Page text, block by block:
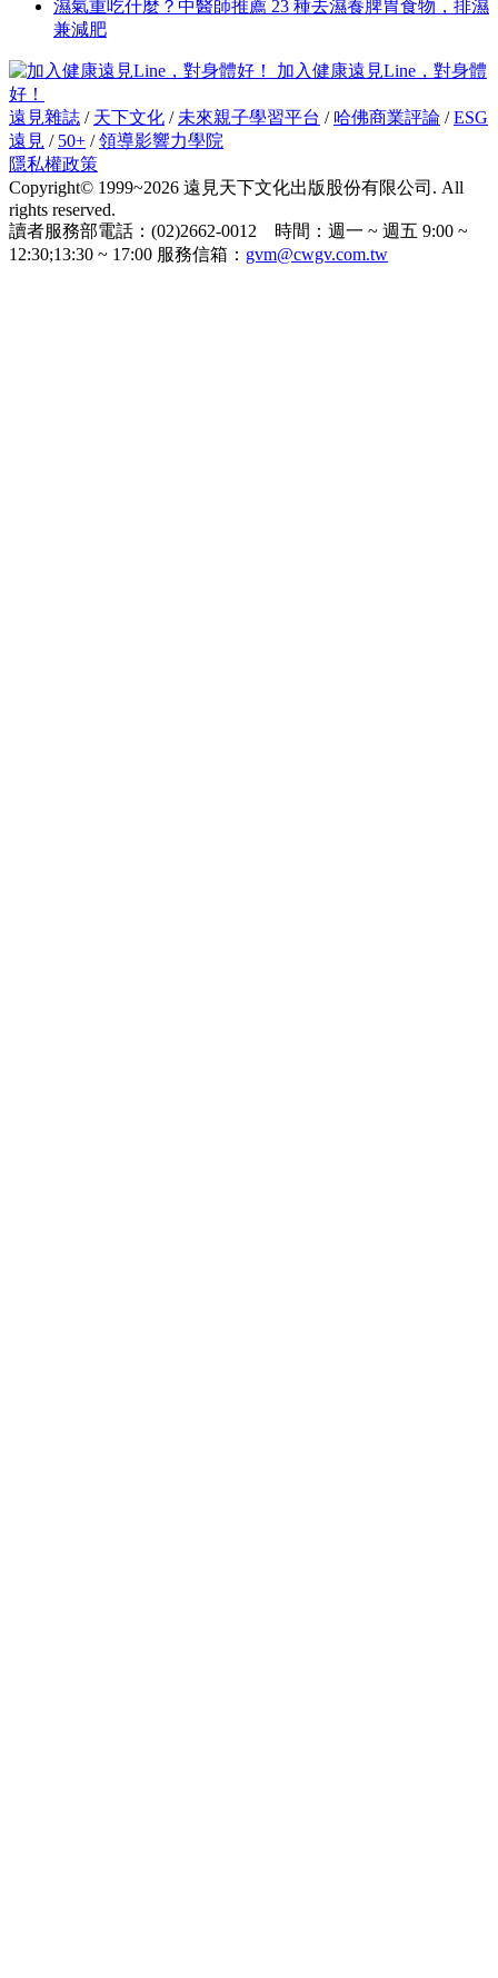
濕氣重吃什麼？中醫師推薦 23 種去濕養脾胃食物，排濕
兼減肥
加入健康遠見Line，對身體
好！
遠見雜誌 / 天下文化 / 未來親子學習平台 / 哈佛商業評論 /ESG
遠見 / 50+ /領導影響力學院
隱私權政策
Copyright© 1999~2026 遠見天下文化出版股份有限公司. All
rights reserved.
讀者服務部電話：(02)2662-0012 時間：週一 ~ 週五 9:00 ~
12:30;13:30 ~ 17:00 服務信箱： gvm@cwgv.com.tw